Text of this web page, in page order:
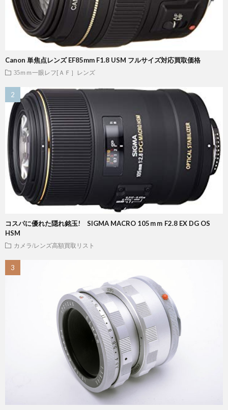
Canon 単焦点レンズ EF85mm F1.8 USM フルサイズ対応買取価格
35ｍｍ一眼レフ[ＡＦ］レンズ
コスパに優れた隠れ銘玉! SIGMA MACRO 105ｍｍ F2.8 EX DG OS
HSM
カメラ/レンズ高額買取リスト